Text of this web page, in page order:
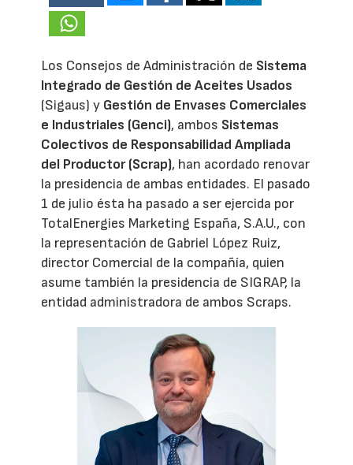
Los Consejos de Administración de Sistema
Integrado de Gestión de Aceites Usados
(Sigaus) y Gestión de Envases Comerciales
e Industriales (Genci), ambos Sistemas
Colectivos de Responsabilidad Ampliada
del Productor (Scrap), han acordado renovar
la presidencia de ambas entidades. El pasado
1 de julio ésta ha pasado a ser ejercida por
TotalEnergies Marketing España, S.A.U., con
la representación de Gabriel López Ruiz,
director Comercial de la compañía, quien
asume también la presidencia de SIGRAP, la
entidad administradora de ambos Scraps.